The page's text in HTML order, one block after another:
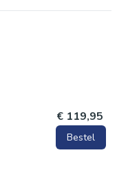
€ 119,95
Bestel